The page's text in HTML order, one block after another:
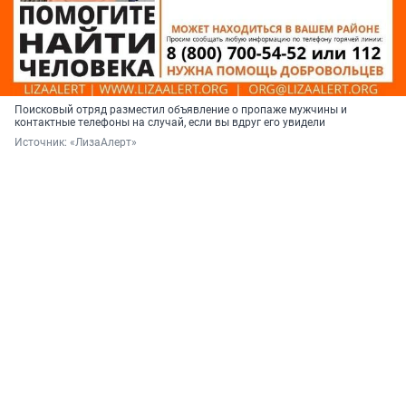
Поисковый отряд разместил объявление о пропаже мужчины и
контактные телефоны на случай, если вы вдруг его увидели
Источник: «ЛизаАлерт»